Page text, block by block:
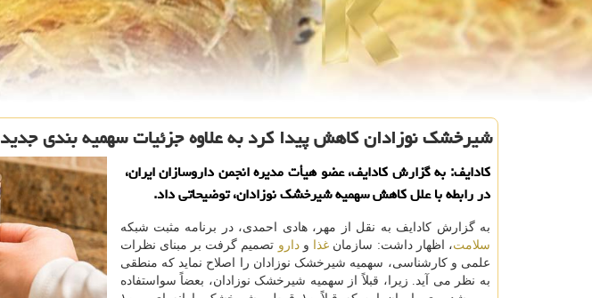
شیرخشک نوزادان کاهش پیدا کرد به علاوه جزئیات سهمیه بندی جدید
کادایف: به گزارش کادایف، عضو هیأت مدیره انجمن داروسازان ایران،
در رابطه با علل کاهش سهمیه شیرخشک نوزادان، توضیحاتی داد.
به گزارش کادایف به نقل از مهر، هادی احمدی، در برنامه مثبت شبکه
سلامت، اظهار داشت: سازمان غذا ودارو تصمیم گرفت بر مبنای نظرات
علمی و کارشناسی، سهمیه شیرخشک نوزادان را اصلاح نماید که منطقی
به نظر می آید. زیرا، قبلاً از سهمیه شیرخشک نوزادان، بعضاً سواستفاده